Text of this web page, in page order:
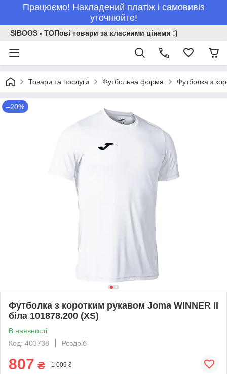
Працюємо! Накладений платіж і самовивіз
уточнюйте!
SIBOOS - ТОПові товари за класними цінами :)
Товари та послуги Футбольна форма Футболка з
–20%
Футболка з коротким рукавом Joma WINNER II
біла 101878.200 (XS)
В наявності
Код: 403738
Роздріб
807 ₴ 1 009 ₴